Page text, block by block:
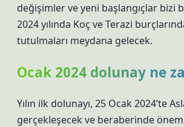
değişimler ve yeni başlangıçlar bizi
2024 yılında Koç ve Terazi
tutulmaları meydana gelecek.
Ocak 2024 dolunay ne
Yılın ilk dolunayı, 25 Ocak 2024’te
gerçekleşecek ve beraberinde